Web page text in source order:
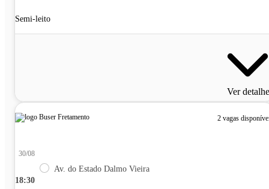
Semi-leito
Ver
2 vagas
18:30
30/08
Av. do Estado Dalmo Vieira